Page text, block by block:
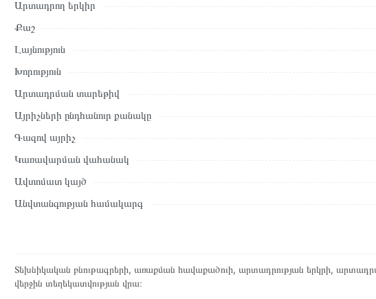
Մեր պրոֆեսիոնալ մենեջերները կմշակեն պատվերը և կկապվեն ձեզ հետ՝
բնութագրերը և կարծիքները:
վերադարձը կատարվում է 14 օրվա ընթացքում:
Արտադրող երկիր
Քաշ
Լայնություն
Խորություն
Արտադրման տարեթիվ
Այրիչների ընդհանուր քանակը
Գազով այրիչ
Կառավարման վահանակ
Ավտոմատ կայծ
Անվտանգության համակարգ
Տեխնիկական բնութագրերի, առաքման հավաքածուի, արտադրության երկրի,
վերջին տեղեկատվության վրա։